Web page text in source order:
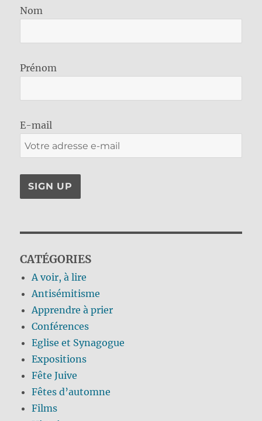
Nom
Prénom
E-mail
CATÉGORIES
A voir, à lire
Antisémitisme
Apprendre à prier
Conférences
Eglise et Synagogue
Expositions
Fête Juive
Fêtes d’automne
Films